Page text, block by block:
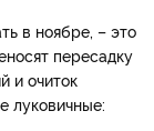
в ноябре, – это
пересадку
и очиток
луковичные: